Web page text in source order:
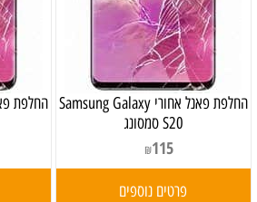
‏החלפת פאנל אחורי Samsung Galaxy
S20 סמסונג
₪115
פרטים נוספים